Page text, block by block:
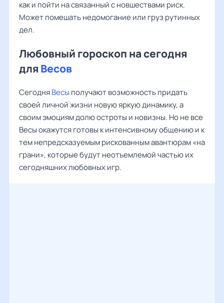
как и пойти на связанный с новшествами риск.
Может помешать недомогание или груз рутинных
дел.
Любовный гороскоп на сегодня
для Весов
СегодняВесы получают возможность придать
своей личной жизни новую яркую динамику, а
своим эмоциям долю остроты и новизны. Но не все
Весы окажутся готовы к интенсивному общению и к
тем непредсказуемым рискованным авантюрам «на
грани», которые будут неотъемлемой частью их
сегодняшних любовных игр.